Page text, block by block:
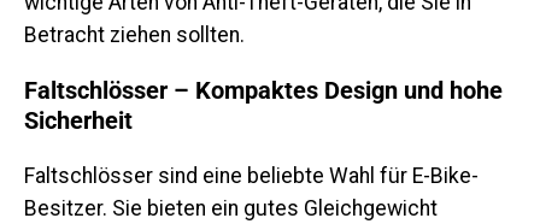
Betracht ziehen sollten.
Faltschlösser – Kompaktes Design und hohe
Sicherheit
Faltschlösser sind eine beliebte Wahl für E-Bike-
Besitzer. Sie bieten ein gutes Gleichgewicht